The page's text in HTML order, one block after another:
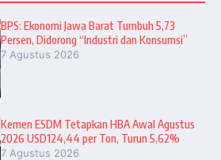
BPS: Ekonomi Jawa Barat Tumbuh 5,73
Persen, Didorong “Industri dan Konsumsi”
7 Agustus 2026
Kemen ESDM Tetapkan HBA Awal Agustus
2026 USD124,44 per Ton, Turun 5,62%
7 Agustus 2026